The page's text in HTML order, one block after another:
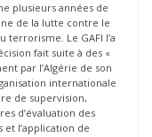
plusieurs années de
de la lutte contre le
Le GAFI l’a
fait suite à des «
par l’Algérie de son
internationale
de supervision,
d’évaluation des
et l’application de